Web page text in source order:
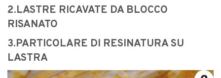
2.LASTRE RICAVATE DA BLOCCO
RISANATO
3.PARTICOLARE DI RESINATURA SU
LASTRA